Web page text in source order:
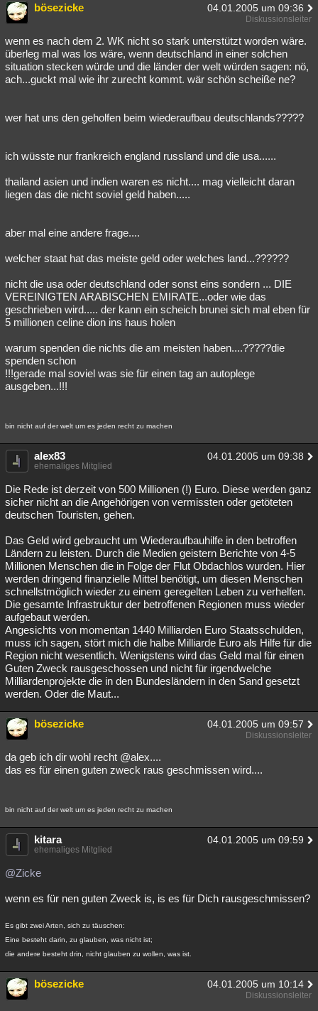
bösezicke 04.01.2005 um 09:36
Diskussionsleiter
wenn es nach dem 2. WK nicht so stark unterstützt worden wäre.
überleg mal was los wäre, wenn deutschland in einer solchen
situation stecken würde und die länder der welt würden sagen: nö,
ach...guckt mal wie ihr zurecht kommt. wär schön scheiße ne?
wer hat uns den geholfen beim wiederaufbau deutschlands?????
ich wüsste nur frankreich england russland und die usa......
thailand asien und indien waren es nicht.... mag vielleicht daran
liegen das die nicht soviel geld haben.....
aber mal eine andere frage....
welcher staat hat das meiste geld oder welches land...??????
nicht die usa oder deutschland oder sonst eins sondern ... DIE
VEREINIGTEN ARABISCHEN EMIRATE...oder wie das
geschrieben wird..... der kann ein scheich brunei sich mal eben für
5 millionen celine dion ins haus holen
warum spenden die nichts die am meisten haben....?????die
spenden schon
!!!gerade mal soviel was sie für einen tag an autoplege
ausgeben...!!!
bin nicht auf der welt um es jeden recht zu machen
alex83 04.01.2005 um 09:38
ehemaliges Mitglied
Die Rede ist derzeit von 500 Millionen (!) Euro. Diese werden ganz
sicher nicht an die Angehörigen von vermissten oder getöteten
deutschen Touristen, gehen.
Das Geld wird gebraucht um Wiederaufbauhilfe in den betroffen
Ländern zu leisten. Durch die Medien geistern Berichte von 4-5
Millionen Menschen die in Folge der Flut Obdachlos wurden. Hier
werden dringend finanzielle Mittel benötigt, um diesen Menschen
schnellstmöglich wieder zu einem geregelten Leben zu verhelfen.
Die gesamte Infrastruktur der betroffenen Regionen muss wieder
aufgebaut werden.
Angesichts von momentan 1440 Milliarden Euro Staatsschulden,
muss ich sagen, stört mich die halbe Milliarde Euro als Hilfe für die
Region nicht wesentlich. Wenigstens wird das Geld mal für einen
Guten Zweck rausgeschossen und nicht für irgendwelche
Milliardenprojekte die in den Bundesländern in den Sand gesetzt
werden. Oder die Maut...
bösezicke 04.01.2005 um 09:57
Diskussionsleiter
da geb ich dir wohl recht @alex....
das es für einen guten zweck raus geschmissen wird....
bin nicht auf der welt um es jeden recht zu machen
kitara 04.01.2005 um 09:59
ehemaliges Mitglied
@Zicke
wenn es für nen guten Zweck is, is es für Dich rausgeschmissen?
Es gibt zwei Arten, sich zu täuschen:
Eine besteht darin, zu glauben, was nicht ist;
die andere besteht drin, nicht glauben zu wollen, was ist.
bösezicke 04.01.2005 um 10:14
Diskussionsleiter